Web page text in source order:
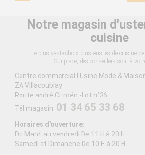
Notre magasin
cuisine
Le plus vaste choix d'ustensiles de cuisine
Sur place, des conseillers sont à
Centre commercial l'Usine Mode &
ZA Villacoublay
Route andré Citroën -Lot n°36
Tél magasin: 01 34 65 33 68
Horaires d'ouverture:
Du Mardi au vendredi De 11 H à 20 H
Samedi et Dimanche De 10 H à 20 H